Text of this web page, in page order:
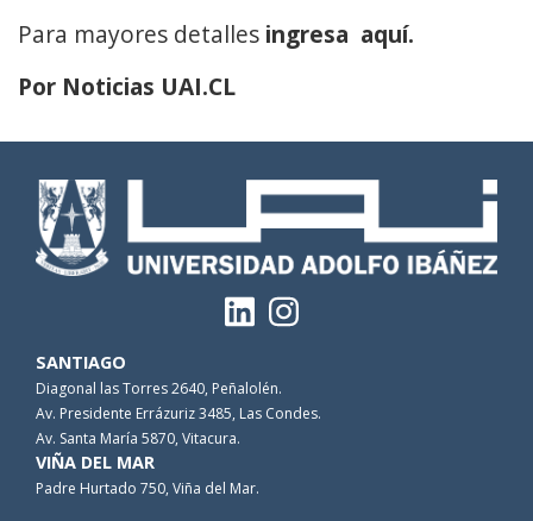
Para mayores detalles ingresa aquí.
Por Noticias UAI.CL
SANTIAGO
Diagonal las Torres 2640, Peñalolén.
Av. Presidente Errázuriz 3485, Las Condes.
Av. Santa María 5870, Vitacura.
VIÑA DEL MAR
Padre Hurtado 750, Viña del Mar.